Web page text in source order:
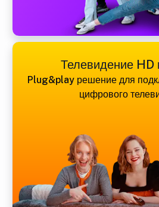
Телевидение HD
Plug&play решение для
цифрового